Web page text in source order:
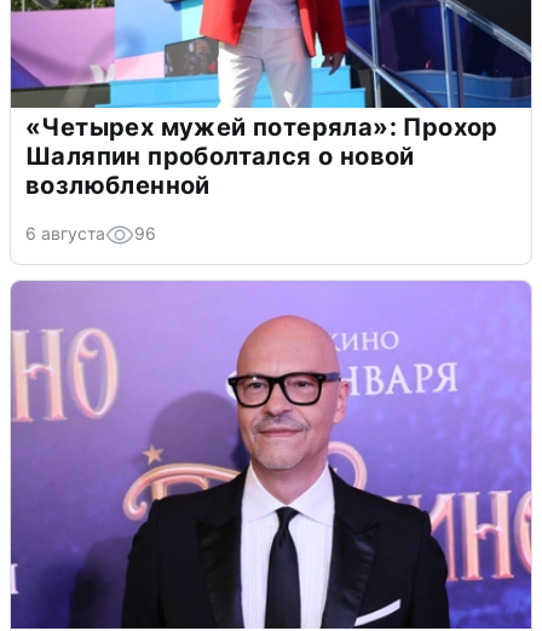
«Четырех мужей потеряла»: Прохор
Шаляпин проболтался о новой
возлюбленной
6 августа 96